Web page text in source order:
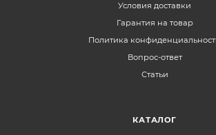
Условия доставки
Гарантия на товар
Политика
Вопрос-ответ
Статьи
КАТАЛОГ